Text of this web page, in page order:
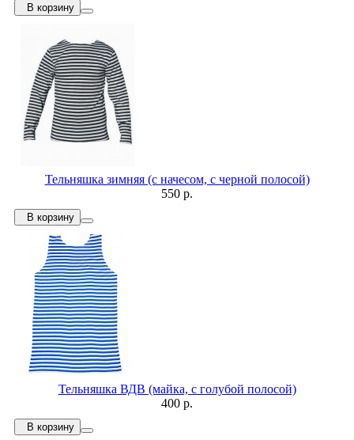
В корзину
Тельняшка зимняя (с начесом, с черной полосой)
550 р.
В корзину
Тельняшка ВДВ (майка, с голубой полосой)
400 р.
В корзину